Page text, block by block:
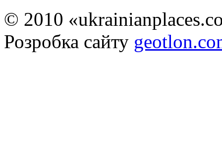
© 2010
Розробка сайту